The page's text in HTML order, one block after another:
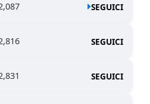
SEGUICI
SEGUICI
SEGUICI